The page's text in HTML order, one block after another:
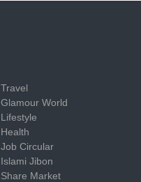
Travel
Glamour World
Lifestyle
Health
Job Circular
Islami Jibon
Share Market